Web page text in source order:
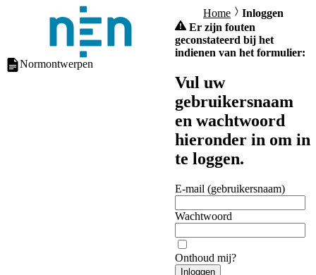
Normontwerpen
Home
Inloggen
Er zijn fouten
geconstateerd bij het
indienen van het formulier:
Vul uw
gebruikersnaam
en wachtwoord
hieronder in om in
te loggen.
E-mail (gebruikersnaam)
Wachtwoord
Onthoud mij?
Inloggen